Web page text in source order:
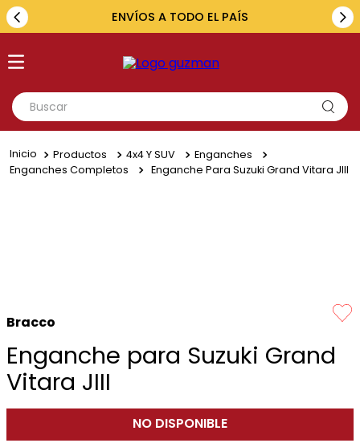
ENVÍOS A TODO EL PAÍS
Buscar
1.
toyota
Productos 4x4 Y SUV
Enganches
Enganches Completos
Enganche Para Suzuki Grand Vitara JIII
Bracco
Enganche para Suzuki Grand
Vitara JIII
NO DISPONIBLE